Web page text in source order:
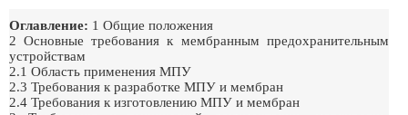
Оглавление: 1 Общие положения
2 Основные требования к мембранным предохранительным
устройствам
2.1 Область применения МПУ
2.3 Требования к разработке МПУ и мембран
2.4 Требования к изготовлению МПУ и мембран